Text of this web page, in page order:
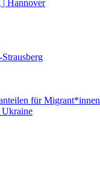
| Hannover
für Migrant*innen
Ukraine